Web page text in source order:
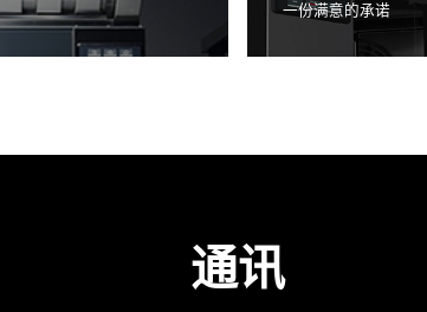
一份满意的承诺
通讯